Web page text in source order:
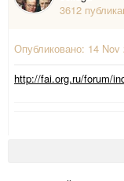
3612
Опубликовано: 14 Nov
http://fai.org.ru/forum/